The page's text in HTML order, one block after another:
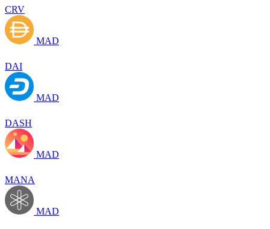
CRV
MAD
DAI
MAD
DASH
MAD
MANA
MAD